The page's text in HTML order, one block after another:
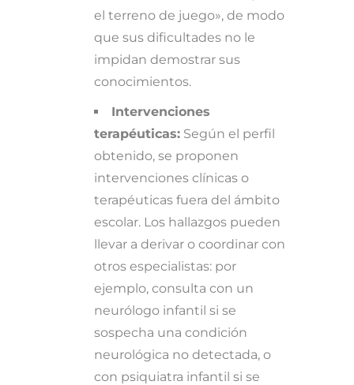
el terreno de juego», de modo
que sus dificultades no le
impidan demostrar sus
conocimientos.
Intervenciones
terapéuticas: Según el perfil
obtenido, se proponen
intervenciones clínicas o
terapéuticas fuera del ámbito
escolar. Los hallazgos pueden
llevar a derivar o coordinar con
otros especialistas: por
ejemplo, consulta con un
neurólogo infantil si se
sospecha una condición
neurológica no detectada, o
con psiquiatra infantil si se